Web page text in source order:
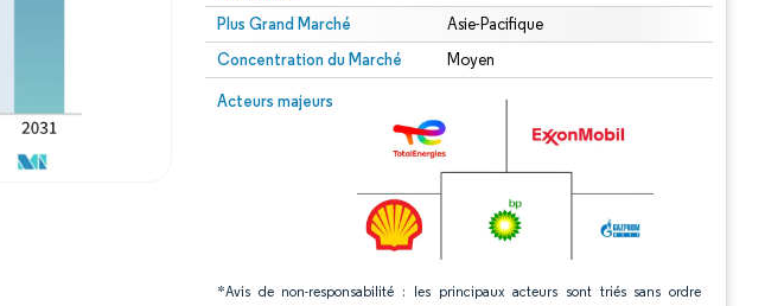
Plus Grand Marché Asie-Pacifique
Concentration du Marché Moyen
Acteurs majeurs
*Avis de non-responsabilité : les principaux acteurs sont triés sans ordre
Image © Mordor Intelligence. La réutilisation nécessite une attribution sous CC BY 4.0.